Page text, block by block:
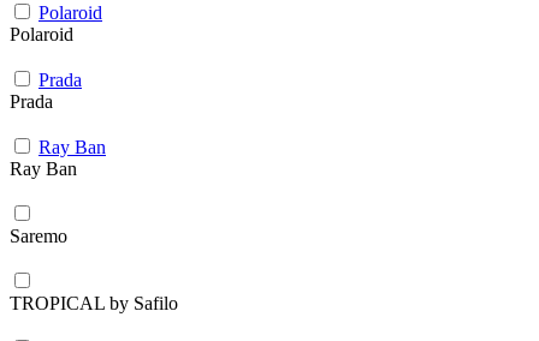
Polaroid
Polaroid
Prada
Prada
Ray Ban
Ray Ban
Saremo
TROPICAL by Safilo